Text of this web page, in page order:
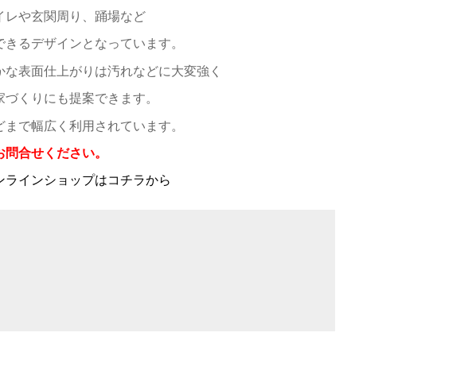
レや玄関周り、踊場など
るデザインとなっています。
表面仕上がりは汚れなどに大変強く
くりにも提案できます。
で幅広く利用されています。
合せください。
インショップはコチラから